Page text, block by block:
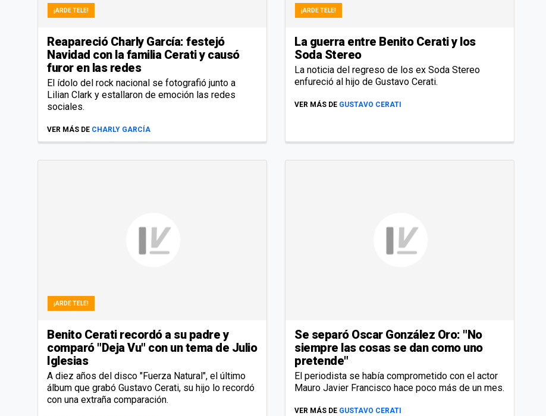
¡ARDE TELE!
Reapareció Charly García: festejó
Navidad con la familia Cerati y causó
furor en las redes
El ídolo del rock nacional se fotografió junto a
Lilian Clark y estallaron de emoción las redes
sociales.
VER MÁS DE CHARLY GARCÍA
¡ARDE TELE!
La guerra entre Benito Cerati y los
Soda Stereo
La noticia del regreso de los ex Soda Stereo
enfureció al hijo de Gustavo Cerati.
VER MÁS DE GUSTAVO CERATI
¡ARDE TELE!
Benito Cerati recordó a su padre y
comparó "Deja Vu" con un tema de Julio
Iglesias
A diez años del disco "Fuerza Natural", el último
álbum que grabó Gustavo Cerati, su hijo lo recordó
con una extraña comparación.
Se separó Oscar González Oro: "No
siempre las cosas se dan como uno
pretende"
El periodista se había comprometido con el actor
Mauro Javier Francisco hace poco más de un mes.
VER MÁS DE GUSTAVO CERATI